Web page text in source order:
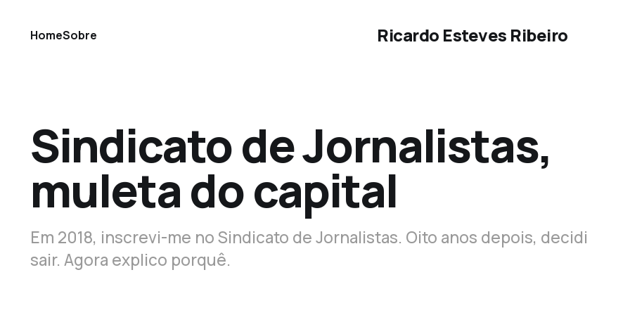
Ricardo Esteves Ribeiro
HomeSobre
Sindicato de Jornalistas,
muleta do capital
Em 2018, inscrevi-me no Sindicato de Jornalistas. Oito anos depois, decidi
sair. Agora explico porquê.